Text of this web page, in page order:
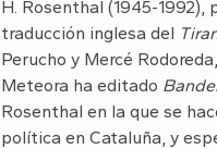
H. Rosenthal (1945-
traducción inglesa del
Perucho y Mercé
Meteora ha editado
Rosenthal en la que se
política en Cataluña, y